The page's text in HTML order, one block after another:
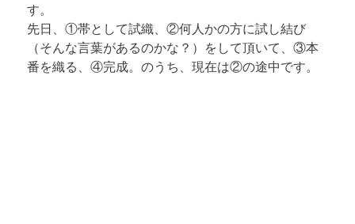
す。
先日、①帯として試織、②何人かの方に試し結び
（そんな言葉があるのかな？）をして頂いて、③本
番を織る、④完成。のうち、現在は②の途中です。